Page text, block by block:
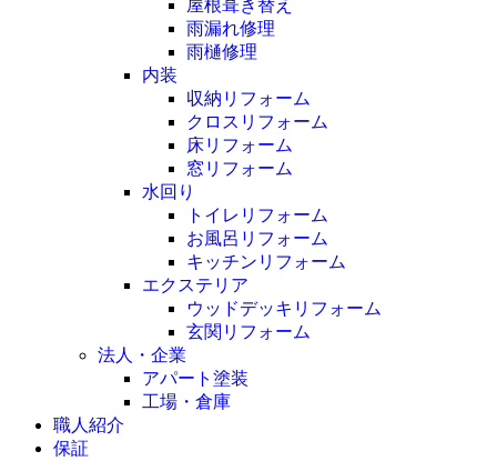
屋根葺き替え
雨漏れ修理
雨樋修理
内装
収納リフォーム
クロスリフォーム
床リフォーム
窓リフォーム
水回り
トイレリフォーム
お風呂リフォーム
キッチンリフォーム
エクステリア
ウッドデッキリフォーム
玄関リフォーム
法人・企業
アパート塗装
工場・倉庫
職人紹介
保証